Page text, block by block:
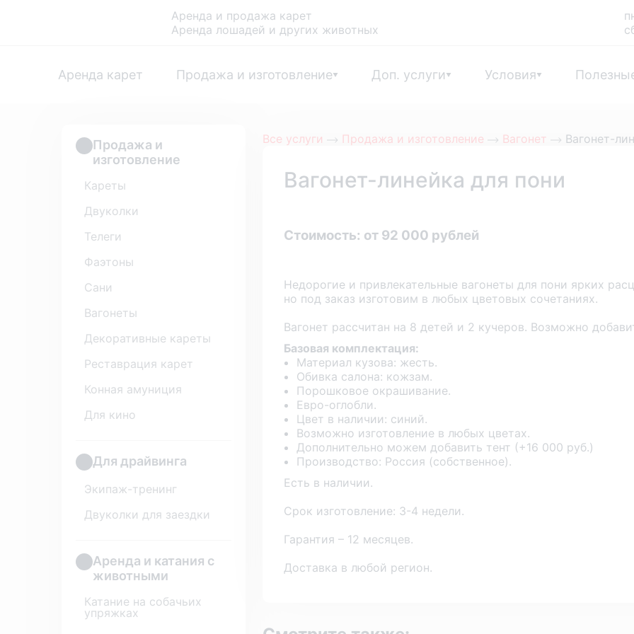
Аренда и продажа карет
Аренда лошадей и других животных
Аренда карет Продажа и изготовление Доп. услуги Условия
Продажа и
изготовление
Кареты
Двуколки
Телеги
Фаэтоны
Сани
Вагонеты
Декоративные кареты
Реставрация карет
Конная амуниция
Для кино
Для драйвинга
Экипаж-тренинг
Двуколки для заездки
Аренда и катания с
животными
Катание на собачьих
упряжках
Все услуги Продажа и изготовление Вагонет Вагонет-
Вагонет-линейка для пони
Стоимость: от 92 000 рублей
Недорогие и привлекательные вагонеты для пони ярких
но под заказ изготовим в любых цветовых сочетаниях.
Вагонет рассчитан на 8 детей и 2 кучеров. Возможно
Базовая комплектация:
Материал кузова: жесть.
Обивка салона: кожзам.
Порошковое окрашивание.
Евро-оглобли.
Цвет в наличии: синий.
Возможно изготовление в любых цветах.
Дополнительно можем добавить тент (+16 000 руб.)
Производство: Россия (собственное).
Есть в наличии.
Срок изготовление: 3-4 недели.
Гарантия – 12 месяцев.
Доставка в любой регион.